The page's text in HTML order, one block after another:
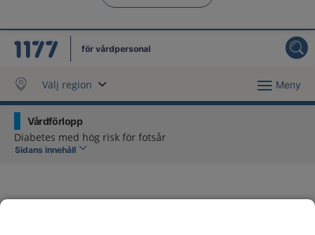
för vårdpersonal
Välj region Meny
Vårdförlopp
Diabetes med hög risk för fotsår
Sidans innehåll